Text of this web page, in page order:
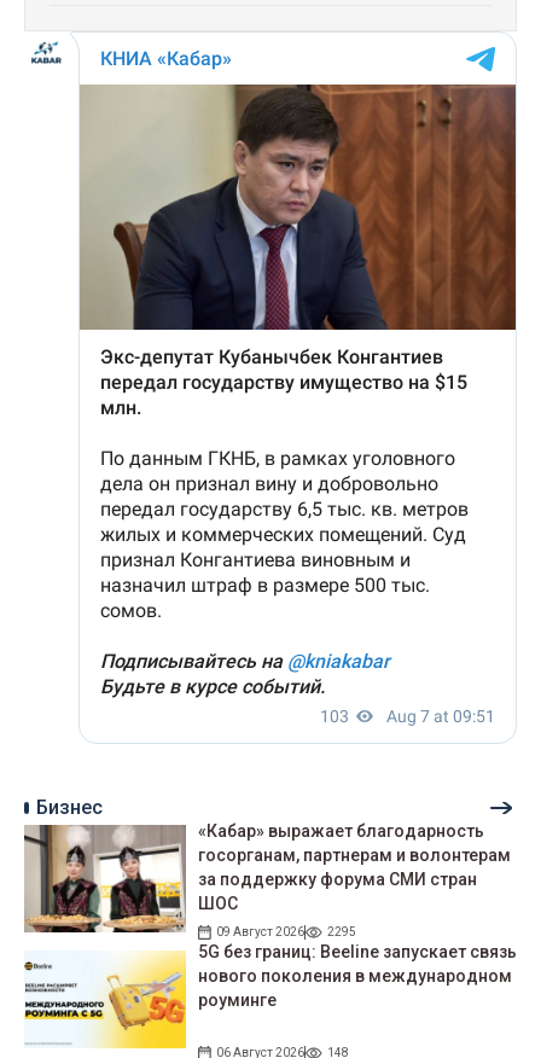
Бизнес
«Кабар» выражает благодарность
госорганам, партнерам и волонтерам
за поддержку форума СМИ стран
ШОС
09 Август 2026 2295
5G без границ: Beeline запускает связь
нового поколения в международном
роуминге
06 Август 2026 148